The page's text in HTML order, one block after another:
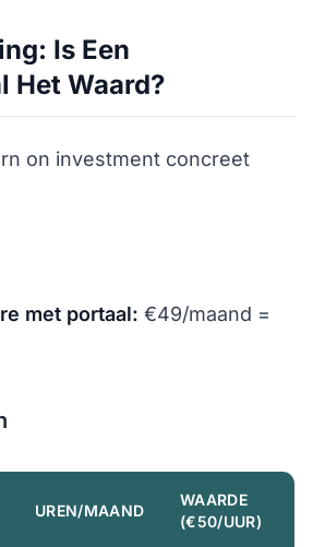
Is Een
Het Waard?
on investment concreet
met portaal: €49/maand =
UREN/MAAND
WAARDE
(€50/UUR)